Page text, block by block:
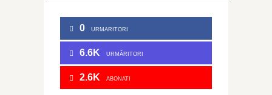
0 URMARITORI
6.6K URMĂRITORI
2.6K ABONATI